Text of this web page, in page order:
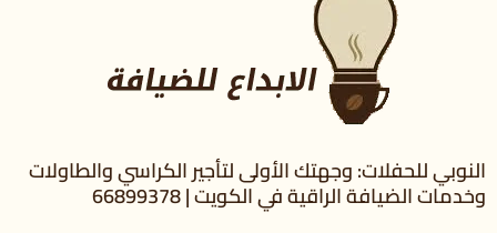
النوبي للحفلات: وجهتك الأولى لتأجير الكراسي والطاولات
وخدمات الضيافة الراقية في الكويت | 66899378